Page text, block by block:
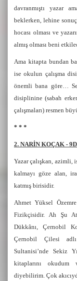
davranmıştı yazar
beklerken, lehine
hocası olması ve
almış olması beni
Ama kitapta bundan
ise okulun çalışma
önemli bana göre…
disiplinine (sabah
çalışmaları) resmen
* * *
2. NARİN KOÇAK -
Yazar çalışkan,
kalmayı göze alan,
katmış birisidir.
Ahmet Yüksel
Fizikçisidir. Ah Şu
Dükkânı, Çernobil
Çernobil Çilesi adlı
Sultanisi’nde Sekiz
kitaplarını okudum
diyebilirim. Çok